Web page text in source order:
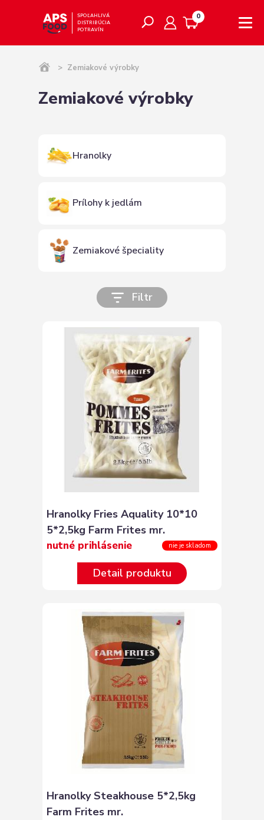
SPOĽAHLIVÁ
DISTRIBÚCIA
POTRAVÍN
0
> Zemiakové výrobky
Zemiakové výrobky
Hranolky
Prílohy k jedlám
Zemiakové špeciality
Filtr
Hranolky Fries Aquality 10*10
5*2,5kg Farm Frites mr.
nutné prihlásenie nie je skladom
Detail produktu
Hranolky Steakhouse 5*2,5kg
Farm Frites mr.